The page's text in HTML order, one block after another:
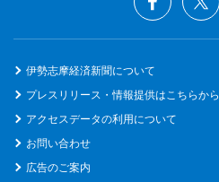
伊勢志摩経済新聞について
プレスリリース・情報提供はこちらから
アクセスデータの利用について
お問い合わせ
広告のご案内